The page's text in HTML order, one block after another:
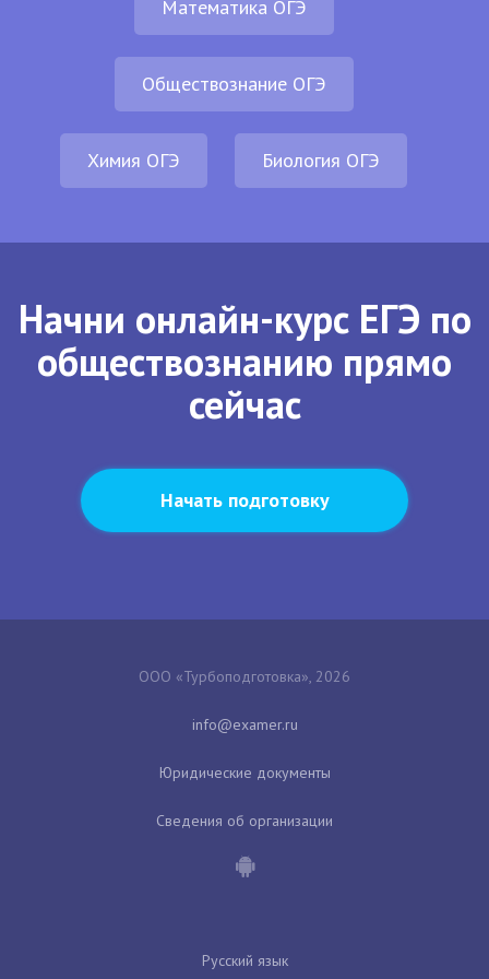
Математика ОГЭ
Обществознание ОГЭ
Химия ОГЭ Биология ОГЭ
Начни онлайн-курс ЕГЭ по
обществознанию прямо
сейчас
Начать подготовку
ООО «Турбоподготовка», 2026
Юридические документы
Сведения об организации
Русский язык